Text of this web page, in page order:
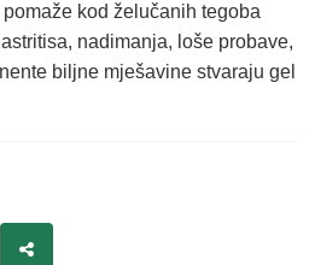
kod želučanih tegoba
nadimanja, loše probave,
biljne mješavine stvaraju gel